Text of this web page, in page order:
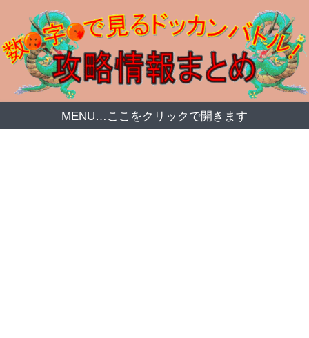
MENU…ここをクリックで開きます